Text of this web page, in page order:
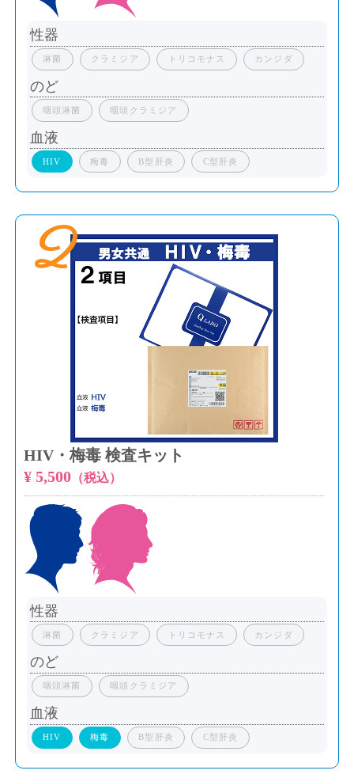
性器
淋菌 クラミジア トリコモナス カンジダ
のど
咽頭淋菌 咽頭クラミジア
血液
HIV 梅毒 B型肝炎 C型肝炎
2
HIV・梅毒 検査キット
¥ 5,500（税込）
性器
淋菌 クラミジア トリコモナス カンジダ
のど
咽頭淋菌 咽頭クラミジア
血液
HIV 梅毒 B型肝炎 C型肝炎